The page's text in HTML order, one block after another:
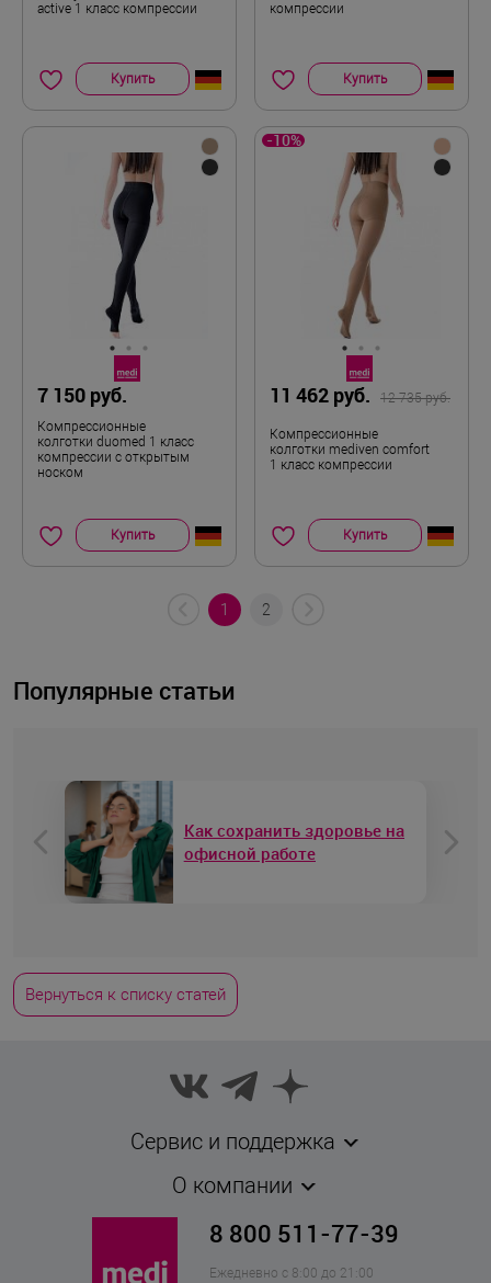
active 1 класс компрессии
Купить
компрессии
Купить
7 150 руб.
Компрессионные
колготки duomed 1 класс
компрессии с открытым
носком
Купить
-10%
11 462 руб. 12 735 руб.
Компрессионные
колготки mediven comfort
1 класс компрессии
Купить
1 2
Популярные статьи
Как сохранить здоровье на
офисной работе
Вернуться к списку статей
Сервис и поддержка
О компании
8 800 511-77-39
Ежедневно с 8:00 до 21:00